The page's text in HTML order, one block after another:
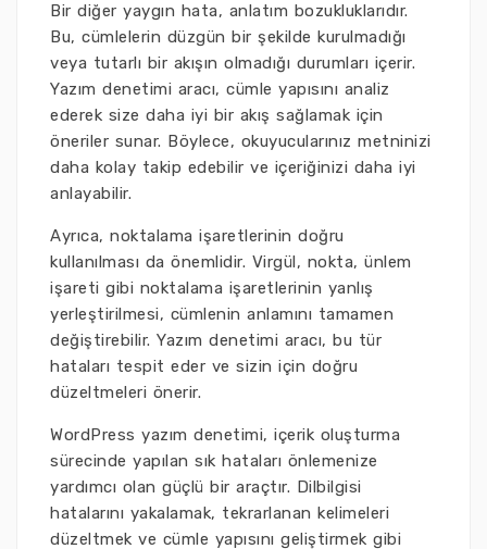
Bir diğer yaygın hata, anlatım bozukluklarıdır.
Bu, cümlelerin düzgün bir şekilde kurulmadığı
veya tutarlı bir akışın olmadığı durumları içerir.
Yazım denetimi aracı, cümle yapısını analiz
ederek size daha iyi bir akış sağlamak için
öneriler sunar. Böylece, okuyucularınız metninizi
daha kolay takip edebilir ve içeriğinizi daha iyi
anlayabilir.
Ayrıca, noktalama işaretlerinin doğru
kullanılması da önemlidir. Virgül, nokta, ünlem
işareti gibi noktalama işaretlerinin yanlış
yerleştirilmesi, cümlenin anlamını tamamen
değiştirebilir. Yazım denetimi aracı, bu tür
hataları tespit eder ve sizin için doğru
düzeltmeleri önerir.
WordPress yazım denetimi, içerik oluşturma
sürecinde yapılan sık hataları önlemenize
yardımcı olan güçlü bir araçtır. Dilbilgisi
hatalarını yakalamak, tekrarlanan kelimeleri
düzeltmek ve cümle yapısını geliştirmek gibi